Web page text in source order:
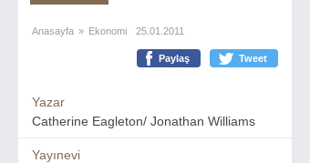
Anasayfa » Ekonomi 25.01.2011
Paylaş Tweet
Yazar
Catherine Eagleton/ Jonathan Williams
Yayınevi